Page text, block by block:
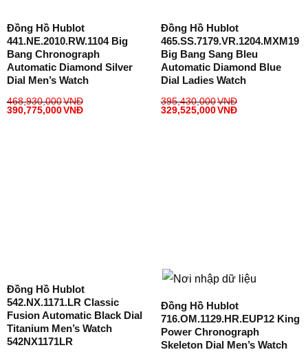
Đồng Hồ Hublot
441.NE.2010.RW.1104 Big
Bang Chronograph
Automatic Diamond Silver
Dial Men’s Watch
468,930,000VNĐ
390,775,000VNĐ
Đồng Hồ Hublot
465.SS.7179.VR.1204.MXM19
Big Bang Sang Bleu
Automatic Diamond Blue
Dial Ladies Watch
395,430,000VNĐ
329,525,000VNĐ
Đồng Hồ Hublot
542.NX.1171.LR Classic
Fusion Automatic Black Dial
Titanium Men’s Watch
542NX1171LR
Đồng Hồ Hublot
716.OM.1129.HR.EUP12 King
Power Chronograph
Skeleton Dial Men’s Watch